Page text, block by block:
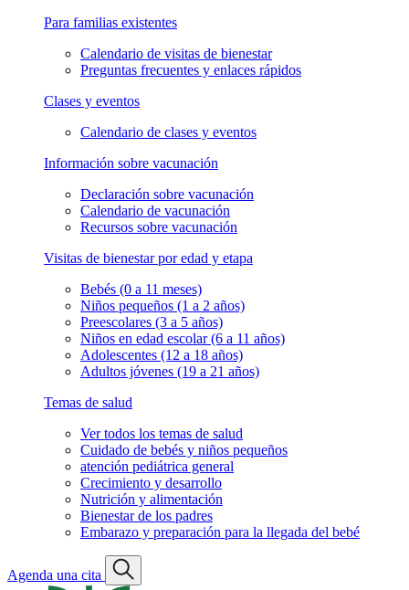
Para familias existentes
Calendario de visitas de bienestar
Preguntas frecuentes y enlaces rápidos
Clases y eventos
Calendario de clases y eventos
Información sobre vacunación
Declaración sobre vacunación
Calendario de vacunación
Recursos sobre vacunación
Visitas de bienestar por edad y etapa
Bebés (0 a 11 meses)
Niños pequeños (1 a 2 años)
Preescolares (3 a 5 años)
Niños en edad escolar (6 a 11 años)
Adolescentes (12 a 18 años)
Adultos jóvenes (19 a 21 años)
Temas de salud
Ver todos los temas de salud
Cuidado de bebés y niños pequeños
atención pediátrica general
Crecimiento y desarrollo
Nutrición y alimentación
Bienestar de los padres
Embarazo y preparación para la llegada del bebé
Agenda una cita